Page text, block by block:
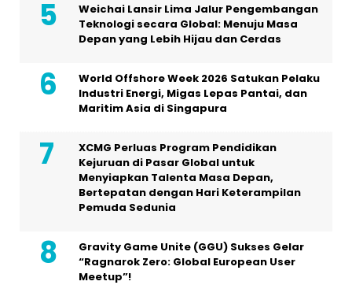
Weichai Lansir Lima Jalur Pengembangan
Teknologi secara Global: Menuju Masa
Depan yang Lebih Hijau dan Cerdas
World Offshore Week 2026 Satukan Pelaku
Industri Energi, Migas Lepas Pantai, dan
Maritim Asia di Singapura
XCMG Perluas Program Pendidikan
Kejuruan di Pasar Global untuk
Menyiapkan Talenta Masa Depan,
Bertepatan dengan Hari Keterampilan
Pemuda Sedunia
Gravity Game Unite (GGU) Sukses Gelar
“Ragnarok Zero: Global European User
Meetup”!